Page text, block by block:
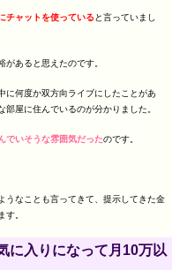
チャットを使っている と言っていまし
あると思えたのです。
に何度か双方向ライブにしたことがあ
屋に住んでいるのが分かりました。
でいそうな雰囲気だったのです。
うなことも言ってきて、提示してきた金
す。
に入りになって月10万以